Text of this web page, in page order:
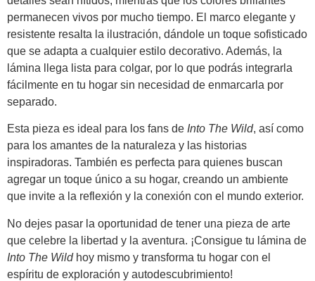
permanecen vivos por mucho tiempo. El marco elegante y
resistente resalta la ilustración, dándole un toque sofisticado
que se adapta a cualquier estilo decorativo. Además, la
lámina llega lista para colgar, por lo que podrás integrarla
fácilmente en tu hogar sin necesidad de enmarcarla por
separado.
Esta pieza es ideal para los fans de Into The Wild, así como
para los amantes de la naturaleza y las historias
inspiradoras. También es perfecta para quienes buscan
agregar un toque único a su hogar, creando un ambiente
que invite a la reflexión y la conexión con el mundo exterior.
No dejes pasar la oportunidad de tener una pieza de arte
que celebre la libertad y la aventura. ¡Consigue tu lámina de
Into The Wildhoy mismo y transforma tu hogar con el
espíritu de exploración y autodescubrimiento!